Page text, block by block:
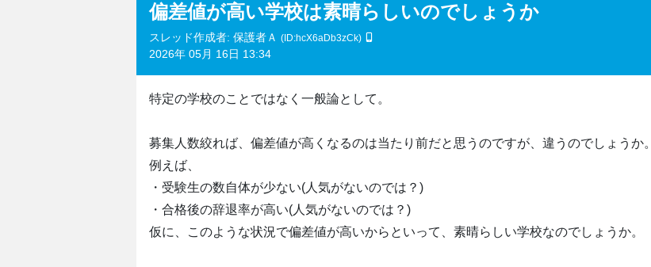
偏差値が高い学校は素晴らしいのでしょうか
スレッド作成者: 保護者Ａ (ID:hcX6aDb3zCk)
2026年 05月 16日 13:34
特定の学校のことではなく一般論として。
募集人数絞れば、偏差値が高くなるのは当たり前だと思うのですが、違うのでしょうか。
例えば、
・受験生の数自体が少ない(人気がないのでは？)
・合格後の辞退率が高い(人気がないのでは？)
仮に、このような状況で偏差値が高いからといって、素晴らしい学校なのでしょうか。